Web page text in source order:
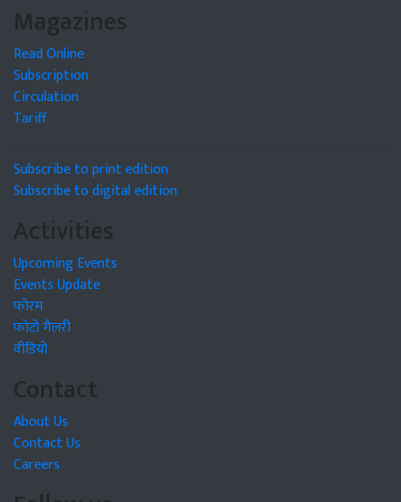
Magazines
Read Online
Subscription
Circulation
Tariff
Subscribe to print edition
Subscribe to digital edition
Activities
Upcoming Events
Events Update
फोरम
फोटो गैलरी
वीडियो
Contact
About Us
Contact Us
Careers